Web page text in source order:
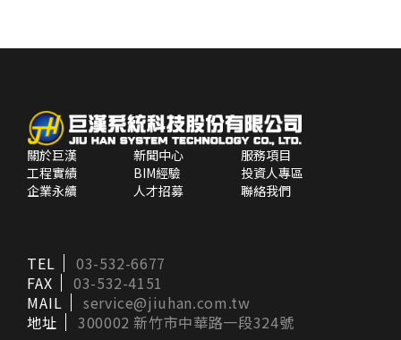
關於巨漢 新聞中心
服務項目
工程實績
BIM經驗
投資人專區
企業永續
人才招募 聯絡我們
TEL
03-532-6677
FAX
03-532-4151
MAIL
service@jiuhan.com.tw
地址
300002 新竹市中華路一段324號